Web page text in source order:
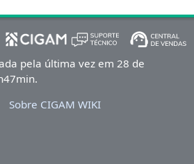
pela última vez em 28 de
Sobre CIGAM WIKI